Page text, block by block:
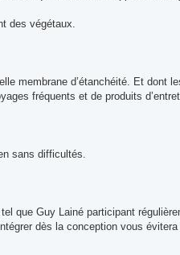
des végétaux.
membrane d’étanchéité. Et dont
fréquents et de produits
sans difficultés.
que Guy Lainé participant
dès la conception vous évitera